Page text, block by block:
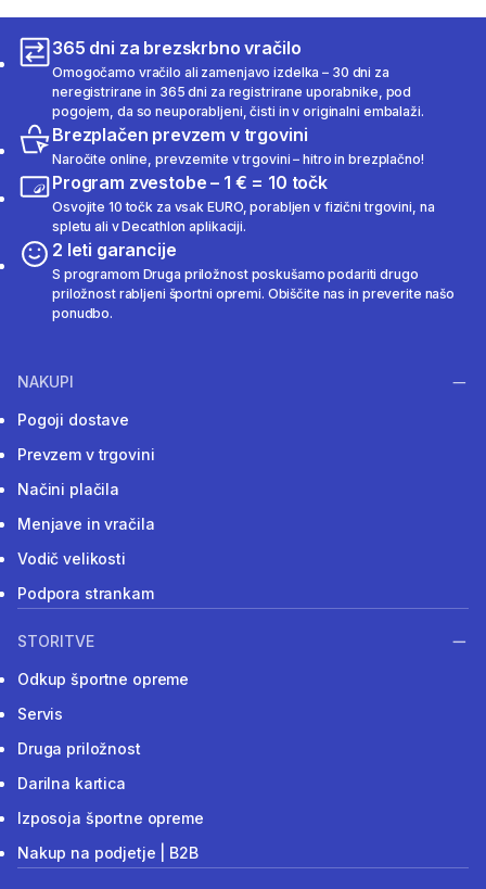
365 dni za brezskrbno vračilo
Omogočamo vračilo ali zamenjavo izdelka – 30 dni za
neregistrirane in 365 dni za registrirane uporabnike, pod
pogojem, da so neuporabljeni, čisti in v originalni embalaži.
Brezplačen prevzem v trgovini
Naročite online, prevzemite v trgovini – hitro in brezplačno!
Program zvestobe – 1 € = 10 točk
Osvojite 10 točk za vsak EURO, porabljen v fizični trgovini, na
spletu ali v Decathlon aplikaciji.
2 leti garancije
S programom Druga priložnost poskušamo podariti drugo
priložnost rabljeni športni opremi. Obiščite nas in preverite našo
ponudbo.
NAKUPI
Pogoji dostave
Prevzem v trgovini
Načini plačila
Menjave in vračila
Vodič velikosti
Podpora strankam
STORITVE
Odkup športne opreme
Servis
Druga priložnost
Darilna kartica
Izposoja športne opreme
Nakup na podjetje | B2B